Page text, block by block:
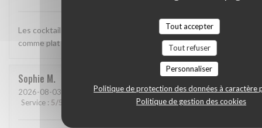
Tout accepter
Tout refuser
Personnaliser
Politique de protection des données à caractère
Politique de gestion des cookies
Les cocktails Pink Amazon et M Fresh. J'ai pris le saumon frit
comme plat et il était succulent.
Sophie M
2026-08-03 - 20:30 - Couverts 2
Service : 5/5 Cuisine:4/5 Qualité / Prix:5/5